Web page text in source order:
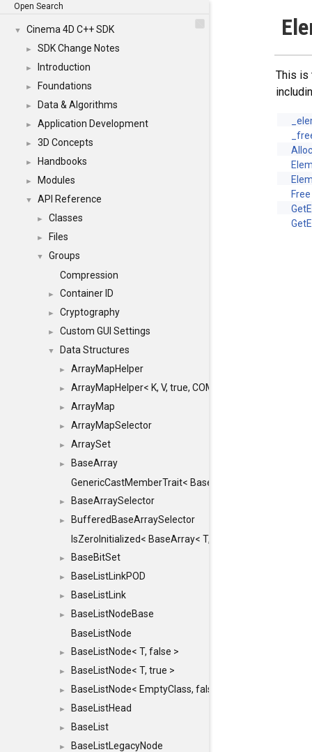
Open Search
▼ Cinema 4D C++ SDK
► SDK Change Notes
► Introduction
► Foundations
► Data & Algorithms
► Application Development
► 3D Concepts
► Handbooks
► Modules
▼ API Reference
► Classes
► Files
▼
Groups
Compression
► Container ID
► Cryptography
► Custom GUI Settings
▼ Data Structures
► ArrayMapHelper
► ArrayMapHelper< K, V, true, COMPARE, ARRAY >
► ArrayMap
► ArrayMapSelector
► ArraySet
►
BaseArray
GenericCastMemberTrait< BaseArray< TO >,
► BaseArraySelector
►
BufferedBaseArraySelector
IsZeroInitialized< BaseArray< T, MINCHUNKSIZE,
► BaseBitSet
► BaseListLinkPOD
► BaseListLink
►
BaseListNodeBase
BaseListNode
► BaseListNode< T, false >
► BaseListNode< T, true >
► BaseListNode< EmptyClass, false >
► BaseListHead
► BaseList
► BaseListLegacyNode
This
Free